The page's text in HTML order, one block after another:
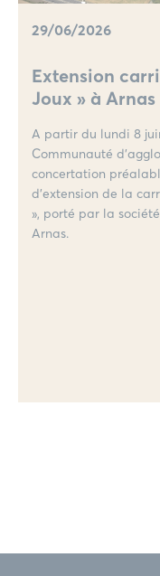
29/06/2026
Extension
Joux » à Arnas
A partir du lundi 8
Communauté
concertation
d’extension de la
», porté par la
Arnas.